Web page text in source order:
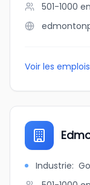
501-1000
Voir les
Industrie: